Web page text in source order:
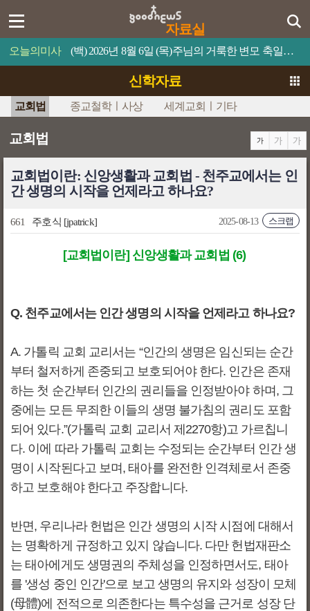
자료실
오늘의미사 (백) 2026년 8월 6일 (목)주님의 거룩한 변모 축일예수님의 얼굴은 해처럼 빛났다.
신학자료
교회법 종교철학ㅣ사상 세계교회ㅣ기타
교회법
교회법이란: 신앙생활과 교회법 - 천주교에서는 인
간 생명의 시작을 언제라고 하나요?
661 주호식 [jpatrick] 스크랩
2025-08-13
[교회법이란] 신앙생활과 교회법 (6)
Q. 천주교에서는 인간 생명의 시작을 언제라고 하나요?
A. 가톨릭 교회 교리서는 “인간의 생명은 임신되는 순간
부터 철저하게 존중되고 보호되어야 한다. 인간은 존재
하는 첫 순간부터 인간의 권리들을 인정받아야 하며, 그
중에는 모든 무죄한 이들의 생명 불가침의 권리도 포함
되어 있다.”(가톨릭 교회 교리서 제2270항)고 가르칩니
다. 이에 따라 가톨릭 교회는 수정되는 순간부터 인간 생
명이 시작된다고 보며, 태아를 완전한 인격체로서 존중
하고 보호해야 한다고 주장합니다.
반면, 우리나라 헌법은 인간 생명의 시작 시점에 대해서
는 명확하게 규정하고 있지 않습니다. 다만 헌법재판소
는 태아에게도 생명권의 주체성을 인정하면서도, 태아
를 '생성 중인 인간'으로 보고 생명의 유지와 성장이 모체
(母體)에 전적으로 의존한다는 특수성을 근거로 성장 단